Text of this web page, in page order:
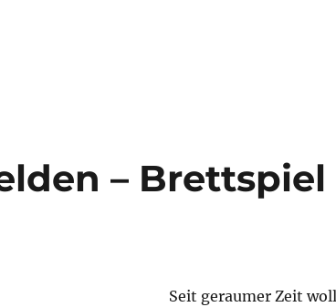
– Brettspiel
Seit geraumer Zeit